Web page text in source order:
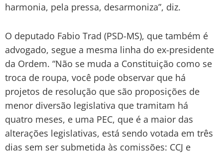
harmonia, pela pressa, desarmoniza”, diz.
O deputado Fabio Trad (PSD-MS), que também é
advogado, segue a mesma linha do ex-presidente
da Ordem. “Não se muda a Constituição como se
troca de roupa, você pode observar que há
projetos de resolução que são proposições de
menor diversão legislativa que tramitam há
quatro meses, e uma PEC, que é a maior das
alterações legislativas, está sendo votada em três
dias sem ser submetida às comissões: CCJ e